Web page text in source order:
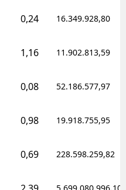
0,24 16.349.928,80
1,16 11.902.813,59
0,08 52.186.577,97
0,98 19.918.755,95
0,69 228.598.259,82
5.699.080.996,10